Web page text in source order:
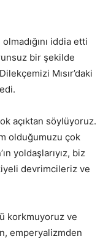
iddia etti
bir şekilde
Mısır’daki
açıktan söylüyoruz.
olduğumuzu çok
yoldaşlarıyız, biz
devrimcileriz ve
korkmuyoruz ve
emperyalizmden